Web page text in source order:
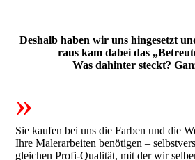
Deshalb haben wir uns hingesetzt
raus kam dabei das
Was dahinter steckt?
»
Sie kaufen bei uns die Farben und die
Ihre Malerarbeiten benötigen –
gleichen Profi-Qualität, mit der wir